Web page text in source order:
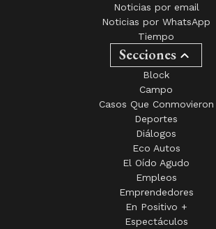
Noticias por email
Noticias por WhatsApp
Tiempo
Secciones
Block
Campo
Casos Que Conmovieron
Deportes
Diálogos
Eco Autos
El Oído Agudo
Empleos
Emprendedores
En Positivo +
Espectáculos